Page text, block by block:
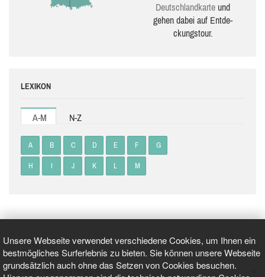
Unsere Webseite verwendet verschiedene Cookies, um Ihnen ein
bestmögliches Surferlebnis zu bieten. Sie können unsere Webseite
grundsätzlich auch ohne das Setzen von Cookies besuchen.
Deutsch­land­karte und
gehen dabei auf Ent­de­
ckungs­tour.
LEXIKON
A-M N-Z
A B C D E F G
H I J K L M
GEPRÜFT UND ZERTIFIZIERT